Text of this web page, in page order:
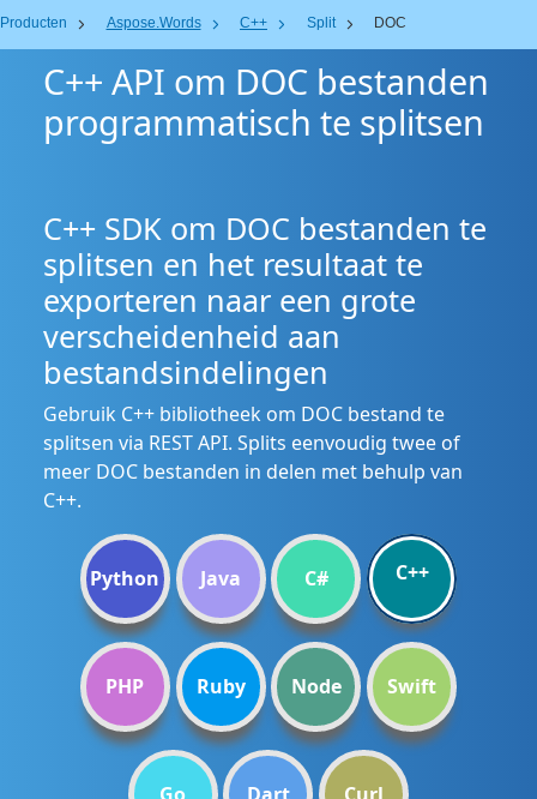
Producten Aspose.Words C++ Split DOC
C++ API om DOC bestanden
programmatisch te splitsen
C++ SDK om DOC bestanden te
splitsen en het resultaat te
exporteren naar een grote
verscheidenheid aan
bestandsindelingen
Gebruik C++ bibliotheek om DOC bestand te
splitsen via REST API. Splits eenvoudig twee of
meer DOC bestanden in delen met behulp van
C++.
Python Java C# C++
PHP Ruby Node Swift